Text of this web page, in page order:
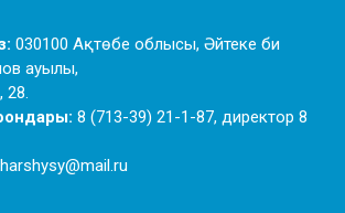
030100 Ақтөбе облысы, Әйтеке би
ауылы,
28.
8 (713-39) 21-1-87, директор 8